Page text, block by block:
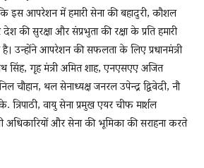
इस आपरेशन में हमारी सेना की बहादुरी, कौशल
की सुरक्षा और संप्रभुता की रक्षा के प्रति हमारी
है। उन्होंने आपरेशन की सफलता के लिए प्रधानमंत्री
सिंह, गृह मंत्री अमित शाह, एनएसएए अजित
चौहान, थल सेनाध्यक्ष जनरल उपेन्द्र द्विवेदी, नौ
वायु सेना प्रमुख एयर चीफ मार्शल
अधिकारियों और सेना की भूमिका की सराहना करते